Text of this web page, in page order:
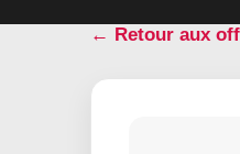
← Retour aux